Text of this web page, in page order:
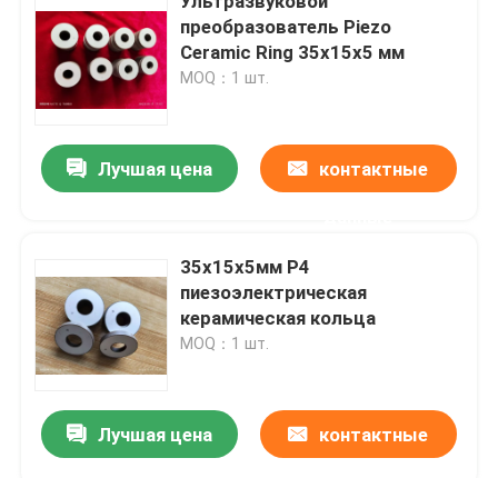
преобразователь Piezo
Ceramic Ring 35x15x5 мм
MOQ：1 шт.
Лучшая цена контактные
35x15x5мм P4
пиезоэлектрическая
керамическая кольца
MOQ：1 шт.
Лучшая цена контактные